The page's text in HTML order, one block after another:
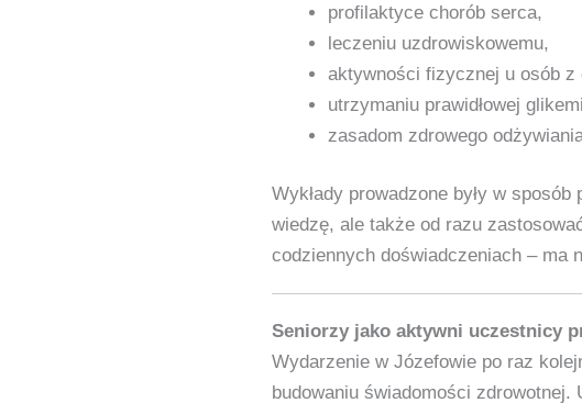
profilaktyce chorób serca,
leczeniu uzdrowiskowemu,
aktywności fizycznej u osób
utrzymaniu prawidłowej
zasadom zdrowego
Wykłady prowadzone były w
wiedzę, ale także od razu
codziennych doświadczeniach – ma
Seniorzy jako aktywni uczestnicy
Wydarzenie w Józefowie po raz
budowaniu świadomości